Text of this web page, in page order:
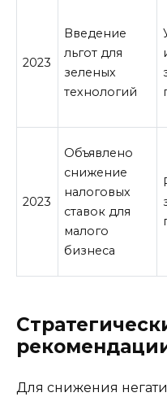
2023
Введение
льгот для
зеленых
технологий
2023
Объявлено
снижение
налоговых
ставок для
малого
бизнеса
Для снижения